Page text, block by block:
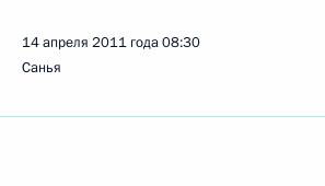
14 апреля 2011 года08:30
Санья